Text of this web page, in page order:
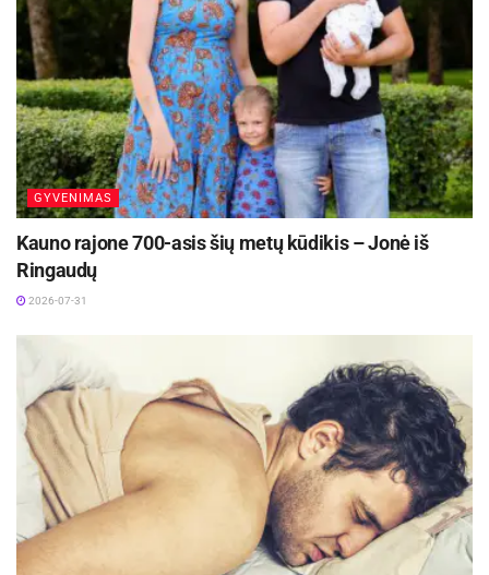
GYVENIMAS
Kauno rajone 700-asis šių metų kūdikis – Jonė iš
Ringaudų
2026-07-31